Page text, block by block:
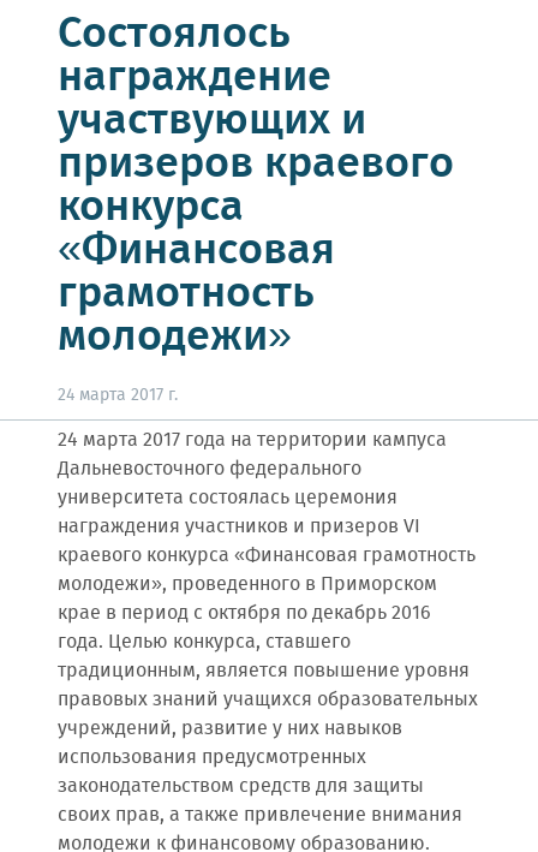
Состоялось
награждение
участвующих и
призеров краевого
конкурса
«Финансовая
грамотность
молодежи»
24 марта 2017 г.
24 марта 2017 года на территории кампуса
Дальневосточного федерального
университета состоялась церемония
награждения участников и призеров VI
краевого конкурса «Финансовая грамотность
молодежи», проведенного в Приморском
крае в период с октября по декабрь 2016
года. Целью конкурса, ставшего
традиционным, является повышение уровня
правовых знаний учащихся образовательных
учреждений, развитие у них навыков
использования предусмотренных
законодательством средств для защиты
своих прав, а также привлечение внимания
молодежи к финансовому образованию.